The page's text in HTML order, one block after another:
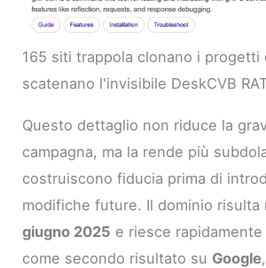
165 siti trappola clonano i progetti
scatenano l'invisibile DeskCVB
Questo dettaglio non riduce la
campagna, ma la rende più
costruiscono fiducia prima di
modifiche future. Il dominio risulta
giugno 2025 e riesce
come secondo risultato su Google